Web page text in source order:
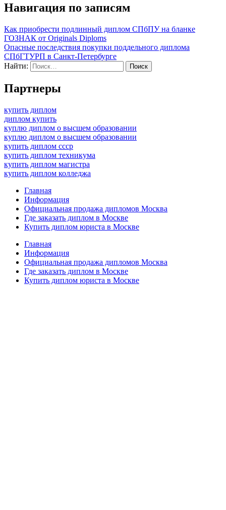
Навигация по записям
Как приобрести подлинный диплом СПбПУ на бланке
ГОЗНАК от Originals Diploms
Опасные последствия покупки поддельного диплома
СПбГТУРП в Санкт-Петербурге
Найти:
Партнеры
купить диплом
диплом купить
куплю диплом о высшем образовании
куплю диплом о высшем образовании
купить диплом ссср
купить диплом техникума
купить диплом магистра
купить диплом колледжа
Главная
Информация
Официальная продажа дипломов Москва
Где заказать диплом в Москве
Купить диплом юриста в Москве
Главная
Информация
Официальная продажа дипломов Москва
Где заказать диплом в Москве
Купить диплом юриста в Москве